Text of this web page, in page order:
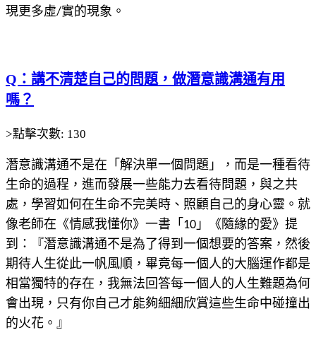
現更多虛/實的現象。
Q：講不清楚自己的問題，做潛意識溝通有用
嗎？
>點擊次數: 130
潛意識溝通不是在「解決單一個問題」，而是一種看待
生命的過程，進而發展一些能力去看待問題，與之共
處，學習如何在生命不完美時、照顧自己的身心靈。就
像老師在《情感我懂你》一書「10」《隨緣的愛》提
到：『潛意識溝通不是為了得到一個想要的答案，然後
期待人生從此一帆風順，畢竟每一個人的大腦運作都是
相當獨特的存在，我無法回答每一個人的人生難題為何
會出現，只有你自己才能夠細細欣賞這些生命中碰撞出
的火花。』